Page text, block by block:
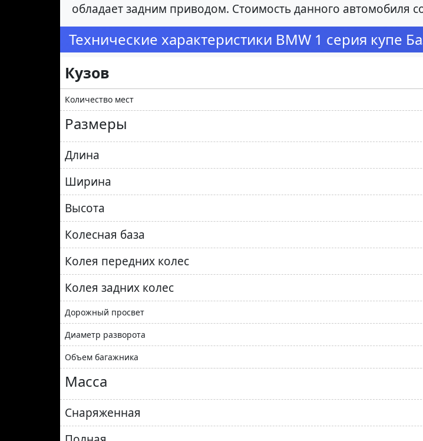
обладает задним приводом. Стоимость данного автомобиля
Технические характеристики BMW 1 серия купе
Кузов
Количество мест
Размеры
Длина
Ширина
Высота
Колесная база
Колея передних колес
Колея задних колес
Дорожный просвет
Диаметр разворота
Объем багажника
Масса
Снаряженная